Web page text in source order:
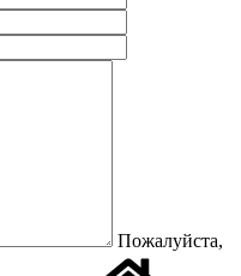
Пожалуйста,